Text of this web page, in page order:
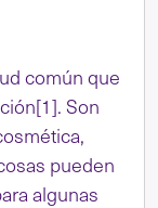
común que
Son
pueden
algunas